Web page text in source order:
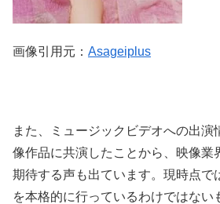
画像引用元： Asageiplus
また、ミュージックビデオへの出演
像作品に共演したことから、映像業
期待する声も出ています。現時点で
を本格的に行っているわけではない